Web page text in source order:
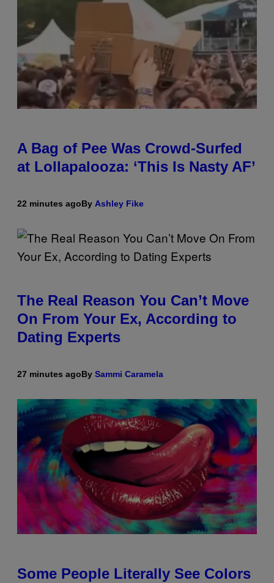
A Bag of Pee Was Crowd-Surfed
at Lollapalooza: ‘This Is Nasty AF’
22 minutes agoBy Ashley Fike
The Real Reason You Can’t Move
On From Your Ex, According to
Dating Experts
27 minutes agoBy Sammi Caramela
Some People Literally See Colors